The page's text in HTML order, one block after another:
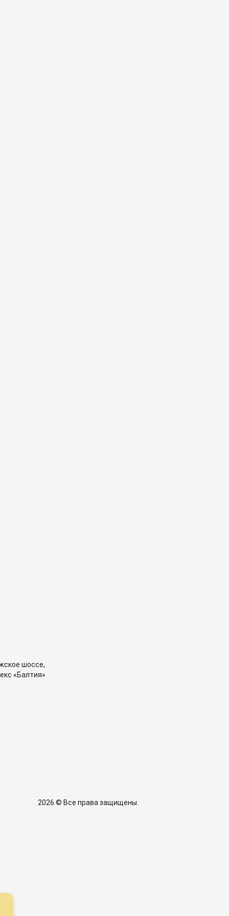
шоссе,
«Балтия»
2026 © Все права защищены.